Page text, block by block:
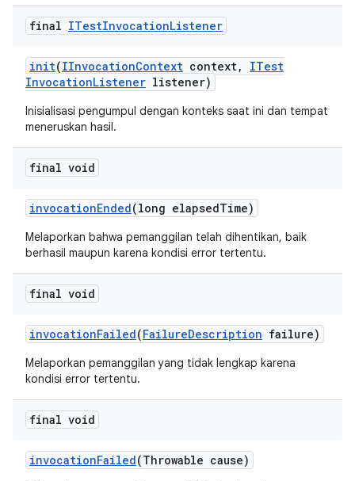
final ITestInvocationListener
init(IInvocationContext context,
ITest
InvocationListener listener)
Inisialisasi pengumpul dengan konteks saat ini dan tempat
meneruskan hasil.
final void
invocationEnded(long elapsedTime)
Melaporkan bahwa pemanggilan telah dihentikan, baik
berhasil maupun karena kondisi error tertentu.
final void
invocationFailed(FailureDescription failure)
Melaporkan pemanggilan yang tidak lengkap karena
kondisi error tertentu.
final void
invocationFailed(Throwable cause)